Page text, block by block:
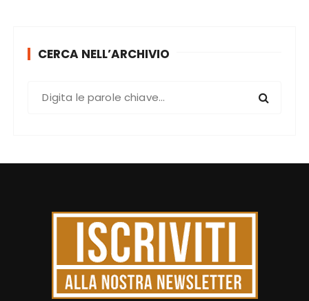
CERCA NELL’ARCHIVIO